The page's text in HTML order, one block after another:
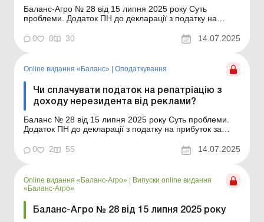
Баланс-Агро № 28 від 15 липня 2025 року Суть
проблеми. Додаток ПН до декларації з податку на
формою. З його таблиці 1 (передбаченої для
розрахунку суми сплаченого податку на репатріацію –
0 0 30 14.07.2025
Online видання «Баланс» Оподаткування
Чи сплачувати податок на репатріацію з
доходу нерезидента від реклами?
Баланс № 28 від 15 липня 2025 року Суть проблеми.
Додаток ПН до декларації з податку на прибуток за
його таблиці 1 (передбаченої для розрахунку суми
сплаченого податку на репатріацію – податку з доходів
0 2 55 14.07.2025
Online видання «Баланс-Агро» | Випуски online видання
«Баланс-Агро»
Баланс-Агро № 28 від 15 липня 2025 року